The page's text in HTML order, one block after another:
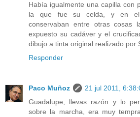
Había igualmente una capilla con
la que fue su celda, y en el
conservaban entre otras
expuesto su cadáver y el
dibujo a tinta original realizado por
Responder
Paco Muñoz
21 jul 2011,
Guadalupe, llevas razón y lo
sobre la marcha, era muy